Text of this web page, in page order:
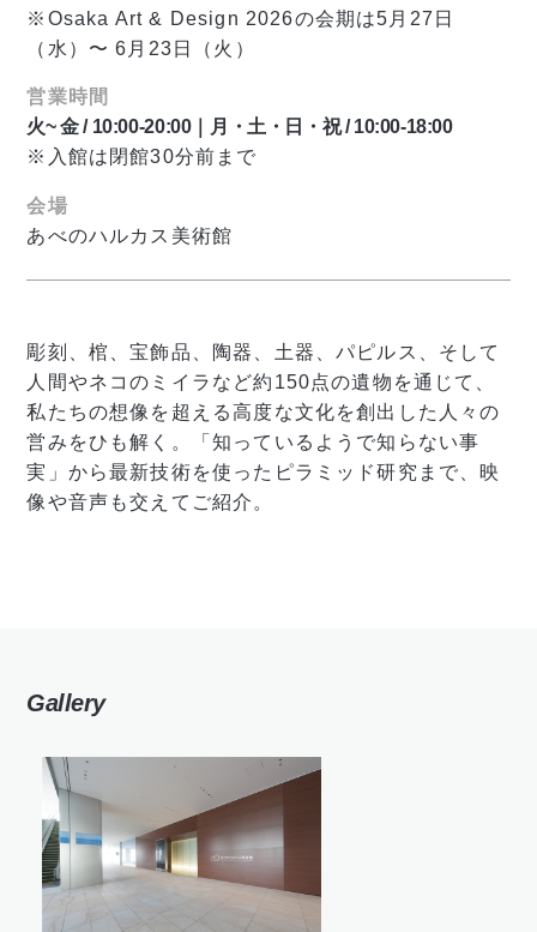
※Osaka Art & Design 2026の会期は5月27日
（水）〜 6月23日（火）
営業時間
火~ 金 / 10:00-20:00｜月・土・日・祝 / 10:00-18:00
※入館は閉館30分前まで
会場
あべのハルカス美術館
彫刻、棺、宝飾品、陶器、土器、パピルス、そして
人間やネコのミイラなど約150点の遺物を通じて、
私たちの想像を超える高度な文化を創出した人々の
営みをひも解く。「知っているようで知らない事
実」から最新技術を使ったピラミッド研究まで、映
像や音声も交えてご紹介。
Gallery